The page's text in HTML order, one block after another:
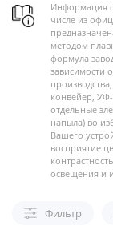
Информация
числе из
методом
формула
зависимости
конвейер,
отдельные
напыла) во
Вашего
восприятие
освещения и
Фильтр